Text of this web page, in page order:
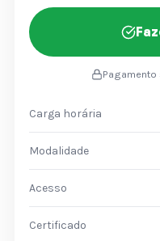
Pagamento
Carga horária
Modalidade
Acesso
Certificado